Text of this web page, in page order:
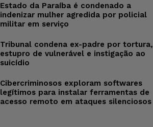
Estado da Paraíba é condenado a
indenizar mulher agredida por policial
militar em serviço
Tribunal condena ex-padre por tortura,
estupro de vulnerável e instigação ao
suicídio
Cibercriminosos exploram softwares
legítimos para instalar ferramentas de
acesso remoto em ataques silenciosos